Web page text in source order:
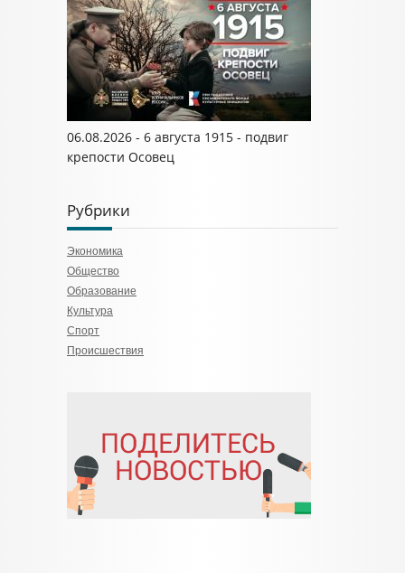
06.08.2026 - 6 августа 1915 - подвиг
крепости Осовец
Рубрики
Экономика
Общество
Образование
Культура
Спорт
Происшествия